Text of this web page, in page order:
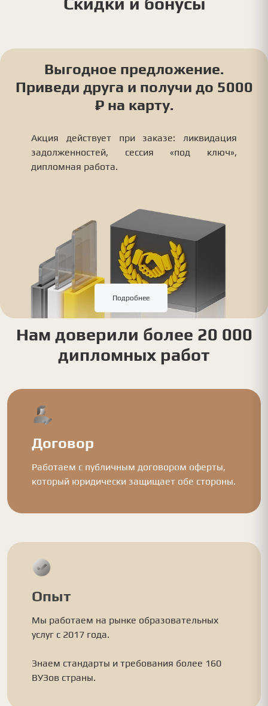
Выгодное предложение.
Приведи друга и получи до 5000
₽ на карту.
Акция действует при заказе: ликвидация
задолженностей, сессия «под ключ»,
дипломная работа.
Подробнее
Нам доверили более 20 000
дипломных работ
Договор
Работаем с публичным договором оферты,
который юридически защищает обе стороны.
Опыт
Мы работаем на рынке образовательных
услуг с 2017 года.
Знаем стандарты и требования более 160
ВУЗов страны.